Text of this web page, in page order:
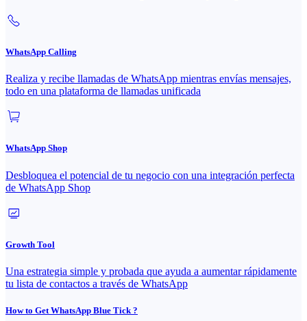
WhatsApp Calling
Realiza y recibe llamadas de WhatsApp mientras envías mensajes,
todo en una plataforma de llamadas unificada
WhatsApp Shop
Desbloquea el potencial de tu negocio con una integración perfecta
de WhatsApp Shop
Growth Tool
Una estrategia simple y probada que ayuda a aumentar rápidamente
tu lista de contactos a través de WhatsApp
How to Get WhatsApp Blue Tick ?